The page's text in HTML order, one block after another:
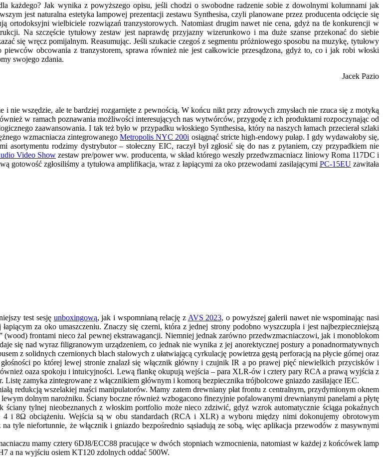
każdego? Jak wynika z powyższego opisu, jeśli chodzi o swobodne radzenie sobie z dowolnymi kolumnami jak
jest naturalna estetyka lampowej prezentacji zestawu Synthesisa, czyli planowane przez producenta odcięcie się
ortodoksyjni wielbiciele rozwiązań tranzystorowych. Natomiast drugim nawet nie cena, gdyż na tle konkurencji w
Na szczęście tytułowy zestaw jest naprawdę przyjazny wizerunkowo i ma duże szanse przekonać do siebie
się wręcz pomijalnym. Reasumując. Jeśli szukacie czegoś z segmentu próżniowego sposobu na muzykę, tytułowy
obcowania z tranzystorem, sprawa również nie jest całkowicie przesądzona, gdyż to, co i jak robi włoski
swojego zdania.
Jacek Pazio
wszędzie, ale te bardziej rozgarnięte z pewnością. W końcu nikt przy zdrowych zmysłach nie rzuca się z motyką
w ramach poznawania możliwości interesujących nas wytwórców, przygodę z ich produktami rozpoczynając od
zaawansowania. I tak też było w przypadku włoskiego Synthesisa, który na naszych łamach przecierał szlaki
wzmacniacza zintegrowanegoMetropolis NYC 200i osiągnąć stricte high-endowy pułap. I gdy wydawałoby się,
asortymentu rodzimy dystrybutor – stołeczny EIC, raczył był zgłosić się do nas z pytaniem, czy przypadkiem nie
Video Show zestaw pre/power ww. producenta, w skład którego weszły przedwzmacniacz liniowy Roma 117DC i
gotowość zgłosiliśmy a tytułowa amplifikacja, wraz z łapiącymi za oko przewodami zasilającymi PC-15EUzawitała
test sesję unboxingową, jak i wspomnianą relację z AVS 2023, o powyższej galerii nawet nie wspominając nasi
za oko umaszczeniu. Znaczy się czerni, która z jednej strony podobno wyszczupla i jest najbezpieczniejszą
frontami nieco żal pewnej ekstrawagancji. Niemniej jednak zarówno przedwzmacniaczowi, jak i monoblokom
się nad wyraz filigranowym urządzeniem, co jednak nie wynika z jej anorektycznej postury a ponadnormatywnych
z solidnych czernionych blach stalowych z ułatwiającą cyrkulację powietrza gęstą perforacją na płycie górnej oraz
po której lewej stronie znalazł się włącznik główny i czujnik IR a po prawej pięć niewielkich przycisków i
oaza spokoju i intuicyjności. Lewą flankę okupują wejścia – para XLR-ów i cztery pary RCA a prawą wyjścia z
zamyka zintegrowane z włącznikiem głównym i komorą bezpiecznika trójbolcowe gniazdo zasilające IEC.
redukcją wszelakiej maści manipulatorów. Mamy zatem drewniany płat frontu z centralnym, przydymionym oknem
dolnym narożniku. Ściany boczne również wzbogacono finezyjnie pofalowanymi drewnianymi panelami a płytę
tylnej nieobeznanych z włoskim portfolio może nieco zdziwić, gdyż wzrok automatycznie ściąga pokaźnych
4 i 8Ω obciążeniu. Wejścia są w obu standardach (RCA i XLR) a wyboru między nimi dokonujemy obrotowym
tyle niefortunnie, że włącznik i gniazdo bezpośrednio sąsiadują ze sobą, więc aplikacja przewodów z masywnymi
mamy cztery 6DJ8/ECC88 pracujące w dwóch stopniach wzmocnienia, natomiast w każdej z końcówek lamp
a na wyjściu osiem KT120 zdolnych oddać 500W.